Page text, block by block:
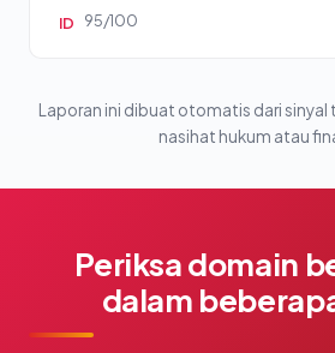
ID 95/100
Laporan ini dibuat otomatis dari sinyal
nasihat hukum atau
Periksa domain
dalam